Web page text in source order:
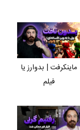
ماینکرفت | بدوارز یا
فیلم